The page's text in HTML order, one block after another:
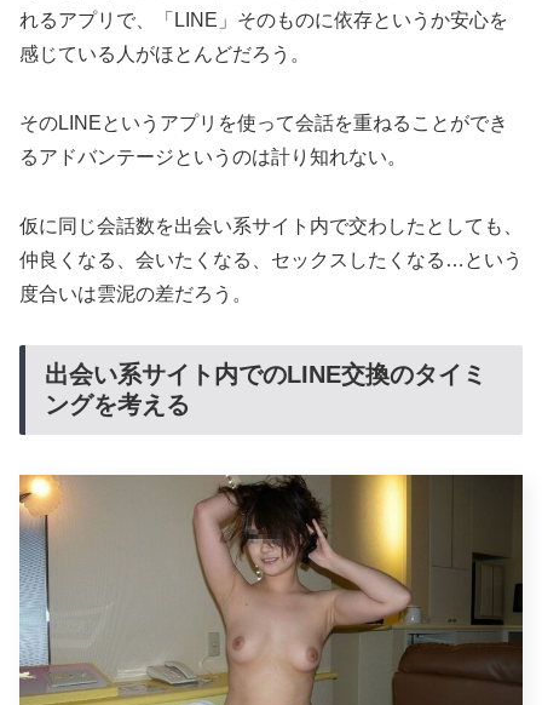
れるアプリで、「LINE」そのものに依存というか安心を
感じている人がほとんどだろう。
そのLINEというアプリを使って会話を重ねることができ
るアドバンテージというのは計り知れない。
仮に同じ会話数を出会い系サイト内で交わしたとしても、
仲良くなる、会いたくなる、セックスしたくなる…という
度合いは雲泥の差だろう。
出会い系サイト内でのLINE交換のタイミ
ングを考える